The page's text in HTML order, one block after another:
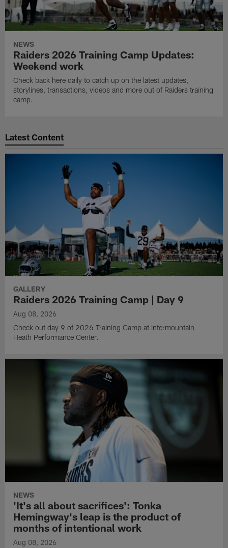
NEWS
Raiders 2026 Training Camp Updates:
Weekend work
Check back here daily to catch up on the latest updates,
storylines, transactions, videos and more out of Raiders training
camp.
Latest Content
GALLERY
Raiders 2026 Training Camp | Day 9
Aug 08, 2026
Check out day 9 of 2026 Training Camp at Intermountain
Heath Performance Center.
NEWS
'It's all about sacrifices': Tonka
Hemingway's leap is the product of
months of intentional work
Aug 08, 2026